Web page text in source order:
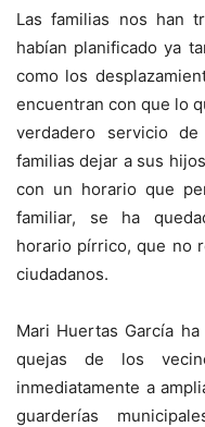
Las familias nos han
habían planificado ya
como los
encuentran con que lo
verdadero servicio
familias dejar a sus
con un horario que
familiar, se ha
horario pírrico, que no
ciudadanos.
Mari Huertas García
quejas de los
inmediatamente a
guarderías